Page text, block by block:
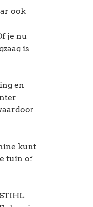
ook
je nu
is
en
kunt
tuin of